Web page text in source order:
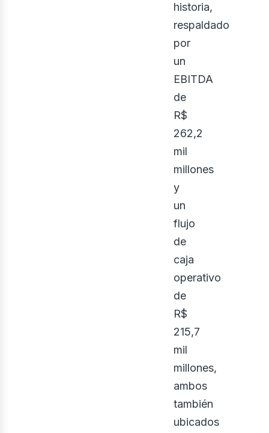
historia,
respaldado
por
un
EBITDA
de
R$
262,2
mil
millones
y
un
flujo
de
caja
operativo
de
R$
215,7
mil
millones,
ambos
también
ubicados